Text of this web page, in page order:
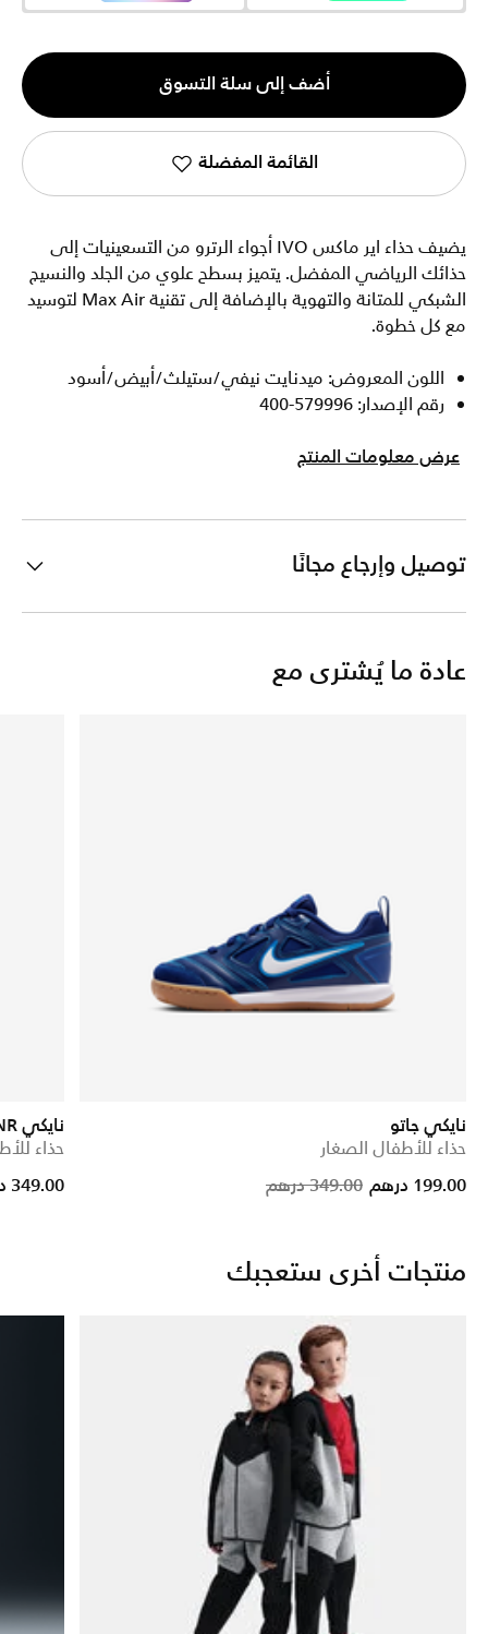
الكمية
1
أضف إلى سلة التسوق
القائمة المفضلة
يضيف حذاء اير ماكس IVO أجواء الرترو من التسعينيات إلى
حذائك الرياضي المفضل. يتميز بسطح علوي من الجلد والنسيج
الشبكي للمتانة والتهوية بالإضافة إلى تقنية Max Air لتوسيد
مع كل خطوة.
اللون المعروض: ميدنايت نيفي/ستيلث/أبيض/أسود
رقم الإصدار: 579996-400
عرض معلومات المنتج
توصيل وإرجاع مجانًا
عادة ما يُشترى مع
نايكي جاتو
حذاء للأطفال الصغار
Price
349.00 درهم to
199.00 درهم
نايكي V5 RNR
حذاء
349.00 درهم
منتجات أخرى ستعجبك